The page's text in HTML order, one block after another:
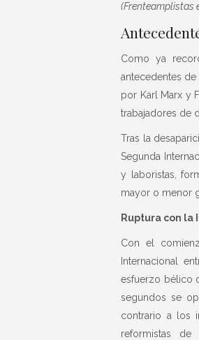
(Frenteamplistas
Como ya
antecedentes
por Karl Marx y
trabajadores de
Tras la
Segunda
y laboristas,
mayor o menor
Ruptura con la
Con el
Internacional
esfuerzo bélico
segundos se
contrario a los
reformistas